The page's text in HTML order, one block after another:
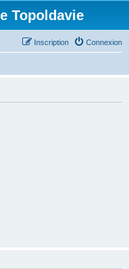
Topoldavie
Connexion
Inscription